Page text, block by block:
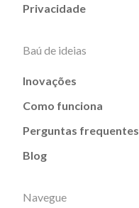
Privacidade
Baú de ideias
Inovações
Como funciona
Perguntas frequentes
Blog
Navegue